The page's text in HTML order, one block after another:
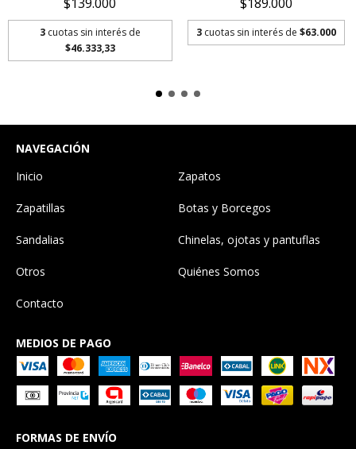
3 cuotas sin interés de
$46.333,33
3 cuotas sin interés de $63.000
NAVEGACIÓN
Inicio
Zapatos
Zapatillas Botas y Borcegos
Sandalias Chinelas, ojotas y pantuflas
Otros Quiénes Somos
Contacto
MEDIOS DE PAGO
FORMAS DE ENVÍO